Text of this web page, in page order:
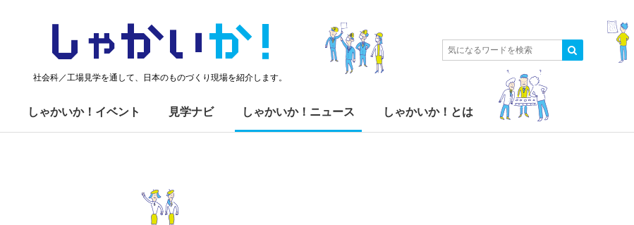
しゃかいか！
社会科／工場見学を通して、日本のものづくり現場を紹介します。
しゃかいか！イベント 見学ナビ しゃかいか！ニュース しゃかいか！とは